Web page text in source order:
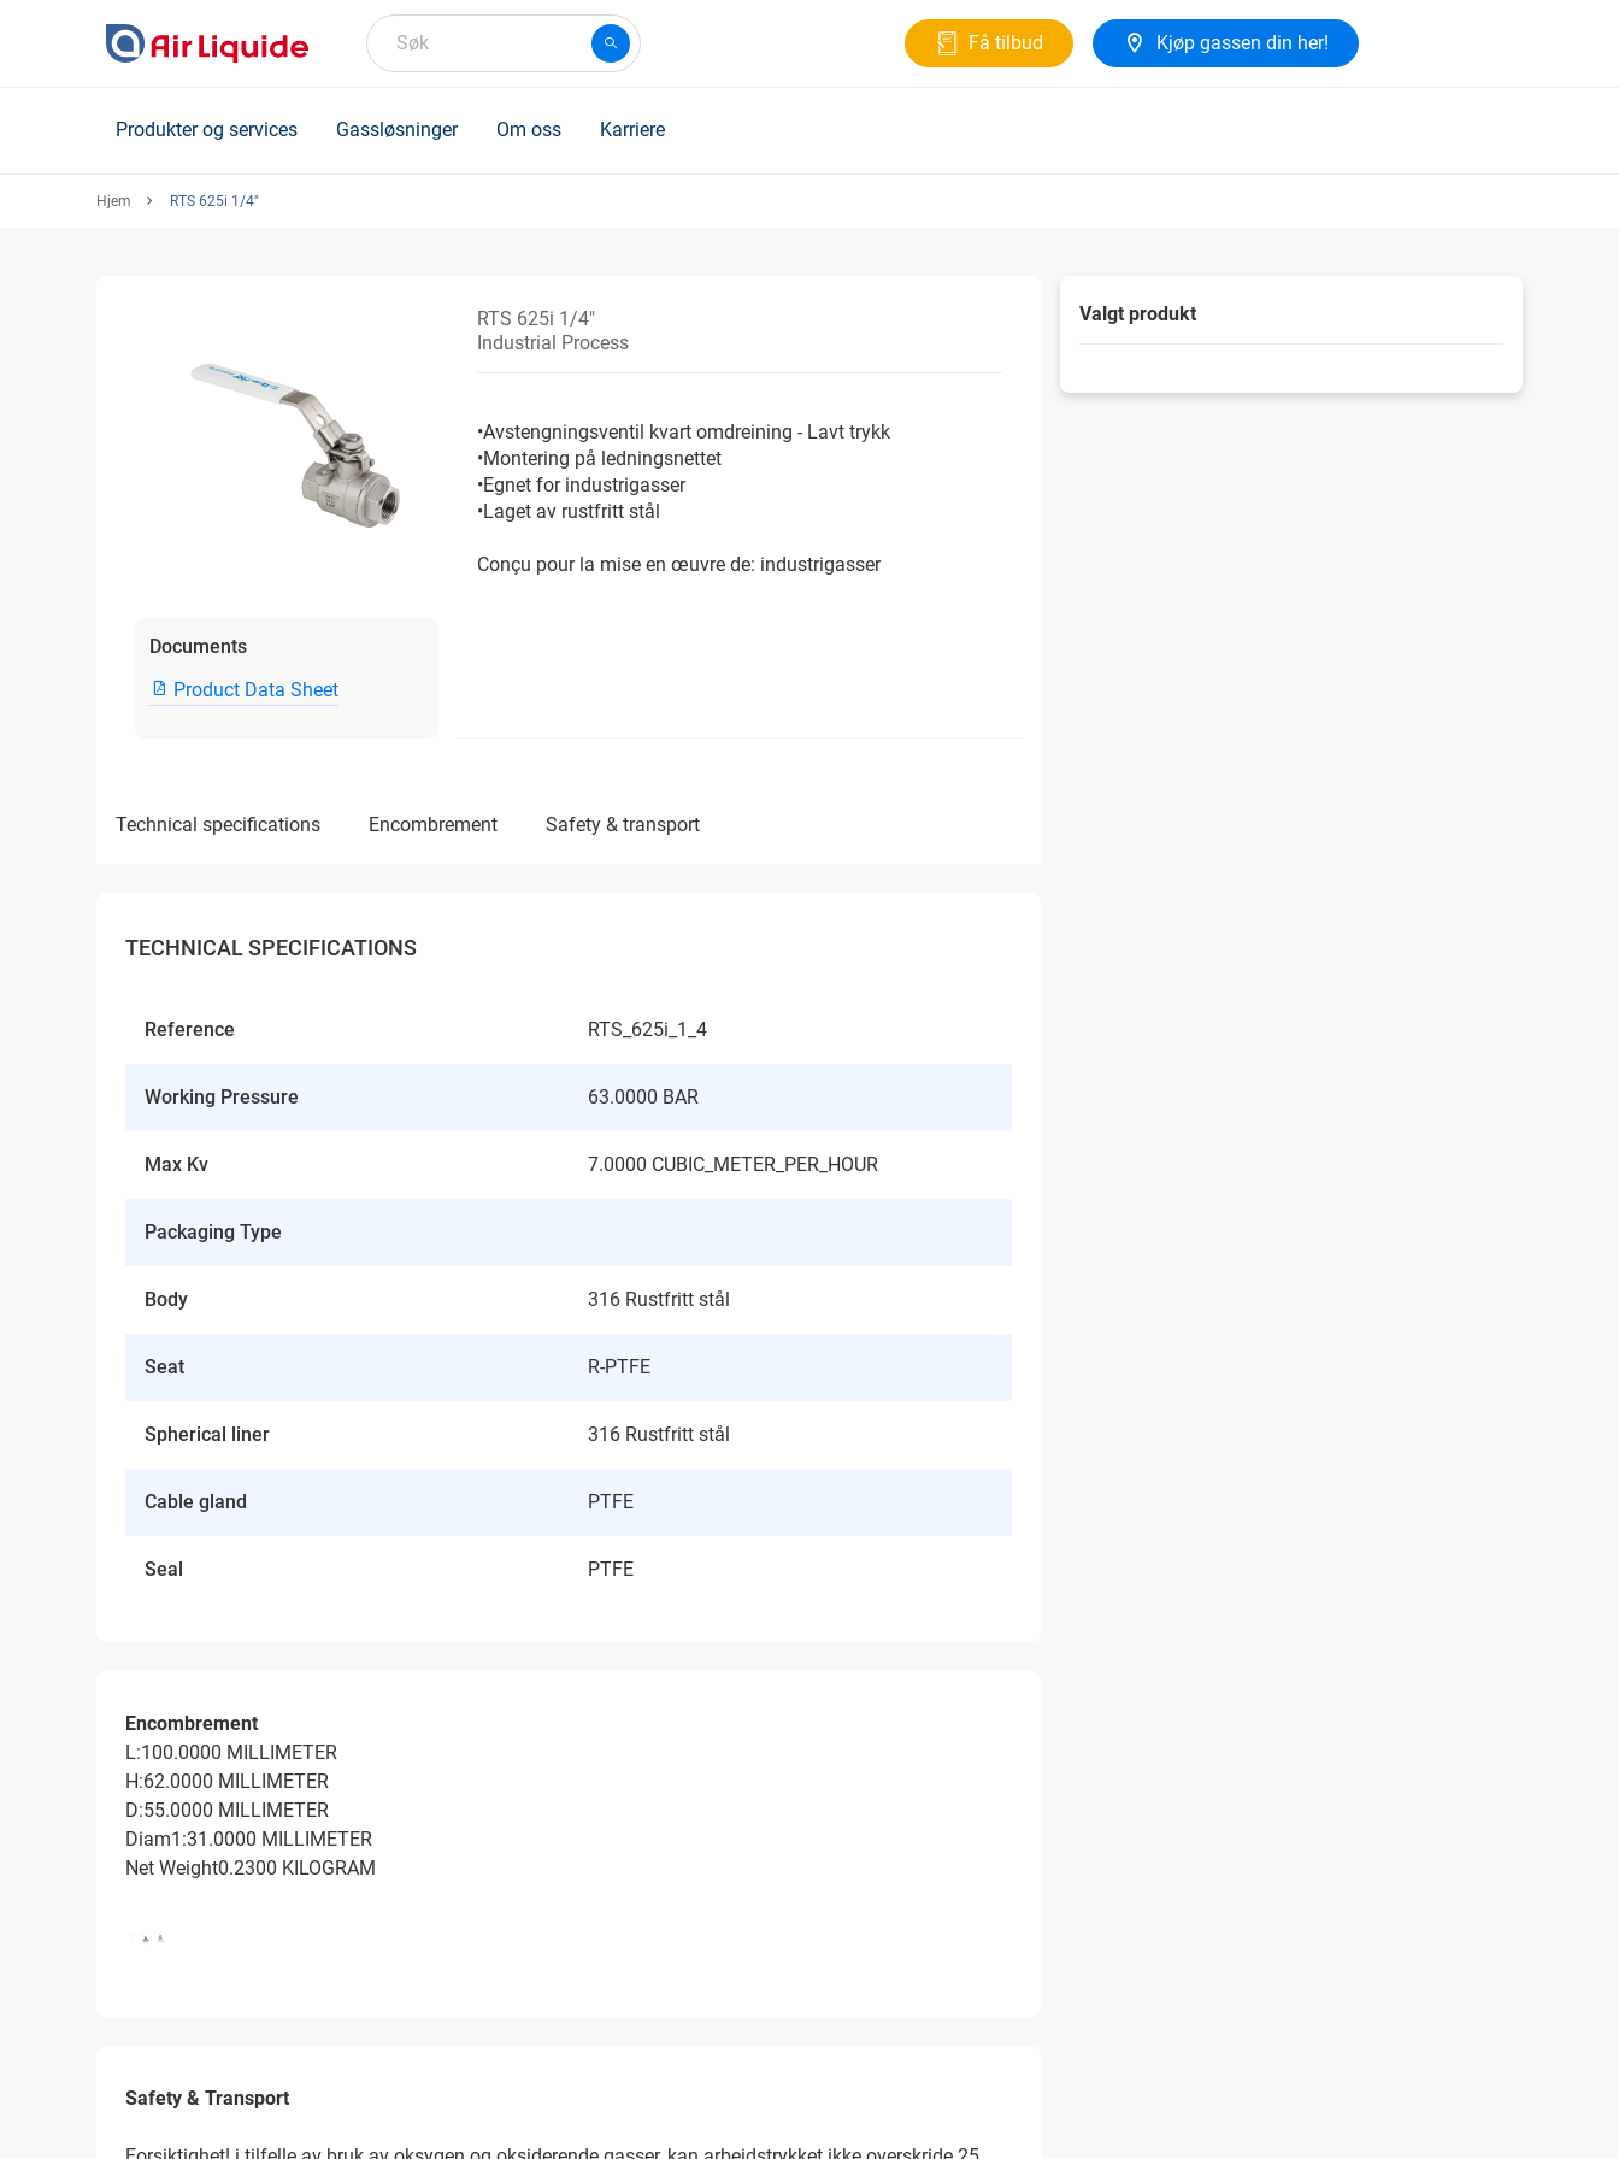
Søk Få tilbud Kjøp gassen din her!
Produkter og services Gassløsninger Om oss Karriere
Hjem RTS 625i 1/4"
Documents
Product Data Sheet
RTS 625i 1/4"
Industrial Process
•Avstengningsventil kvart omdreining - Lavt trykk
•Montering på ledningsnettet
•Egnet for industrigasser
•Laget av rustfritt stål
Conçu pour la mise en œuvre de: industrigasser
technical specifications encombrement safety & transport
TECHNICAL SPECIFICATIONS
Reference RTS_625i_1_4
Working Pressure 63.0000 BAR
Max Kv 7.0000 CUBIC_METER_PER_HOUR
Packaging Type
Body 316 Rustfritt stål
Seat R-PTFE
Spherical liner 316 Rustfritt stål
Cable gland PTFE
Seal PTFE
Encombrement
L:100.0000 MILLIMETER
H:62.0000 MILLIMETER
D:55.0000 MILLIMETER
Diam1:31.0000 MILLIMETER
Net Weight0.2300 KILOGRAM
Safety & Transport
Valgt produkt